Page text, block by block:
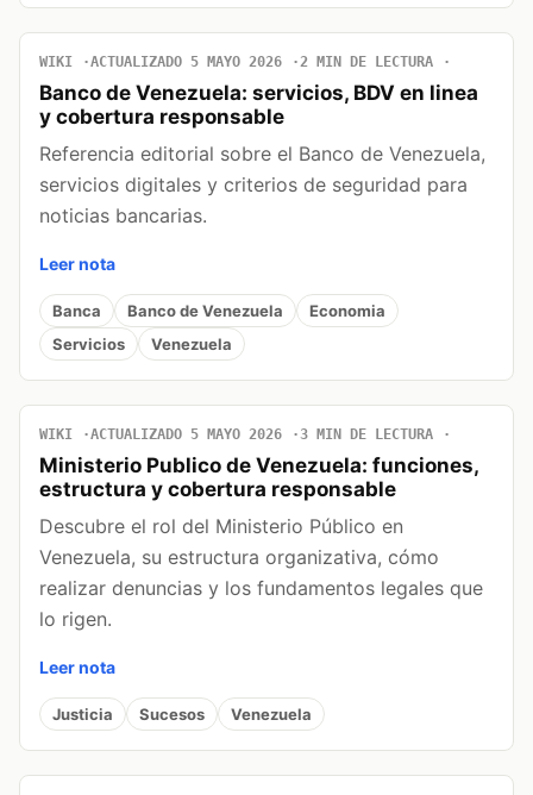
WIKI ACTUALIZADO 5 MAYO 2026 2 MIN DE LECTURA
Banco de Venezuela: servicios, BDV en linea
y cobertura responsable
Referencia editorial sobre el Banco de Venezuela,
servicios digitales y criterios de seguridad para
noticias bancarias.
Leer nota
Banca Banco de Venezuela
Economia
Servicios
Venezuela
WIKI ACTUALIZADO 5 MAYO 2026 3 MIN DE LECTURA
Ministerio Publico de Venezuela: funciones,
estructura y cobertura responsable
Descubre el rol del Ministerio Público en
Venezuela, su estructura organizativa, cómo
realizar denuncias y los fundamentos legales que
lo rigen.
Leer nota
Justicia Sucesos Venezuela